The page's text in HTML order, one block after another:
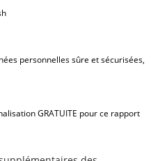
personnelles sûre et sécurisées,
GRATUITE pour ce rapport